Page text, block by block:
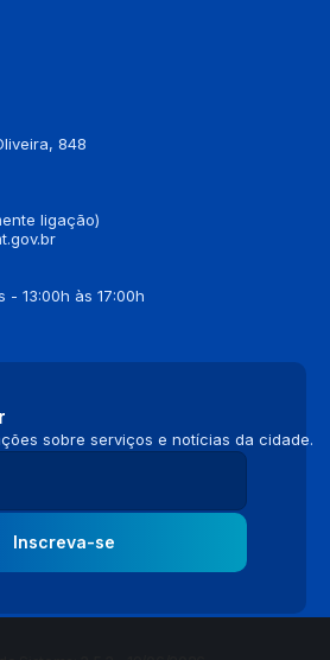
848
ligação)
- 13:00h às 17:00h
sobre serviços e notícias da cidade.
Inscreva-se